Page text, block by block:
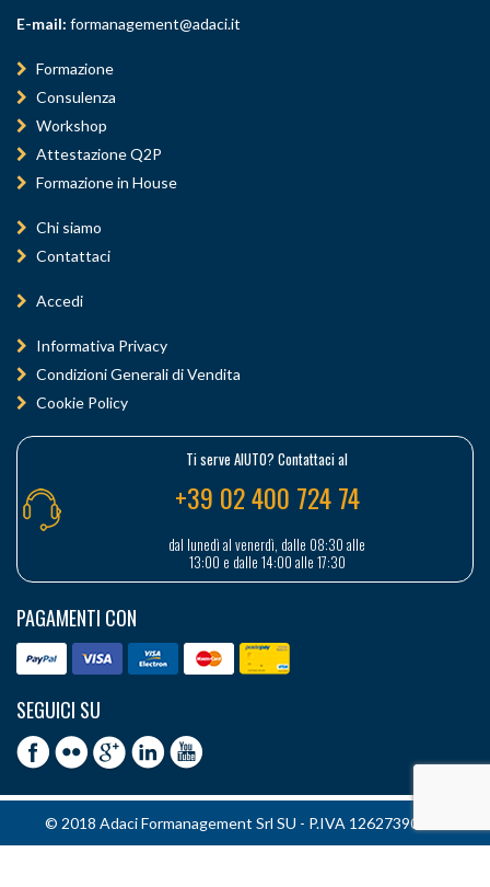
E-mail: formanagement@adaci.it
Formazione
Consulenza
Workshop
Attestazione Q2P
Formazione in House
Chi siamo
Contattaci
Accedi
Informativa Privacy
Condizioni Generali di Vendita
Cookie Policy
Ti serve AIUTO? Contattaci al
+39 02 400 724 74
dal lunedì al venerdì, dalle 08:30 alle
13:00 e dalle 14:00 alle 17:30
PAGAMENTI CON
SEGUICI SU
© 2018 Adaci Formanagement Srl SU - P.IVA 12627390151